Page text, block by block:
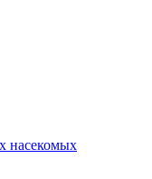
насекомых